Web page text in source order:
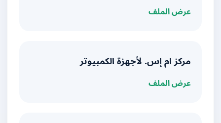
عرض الملف
مركز ام إس. لأجهزة الكمبيوتر
عرض الملف